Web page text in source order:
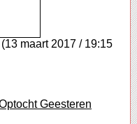
maart 2017 / 19:15
Geesteren